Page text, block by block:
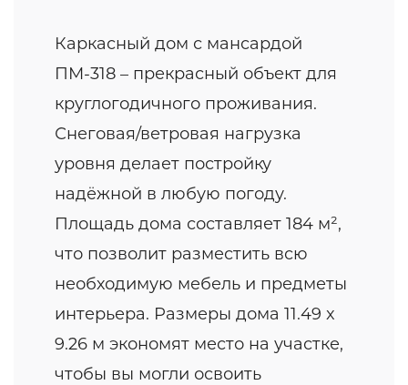
Каркасный дом с мансардой
ПМ-318 – прекрасный объект для
круглогодичного проживания.
Снеговая/ветровая нагрузка
уровня делает постройку
надёжной в любую погоду.
Площадь дома составляет 184 м²,
что позволит разместить всю
необходимую мебель и предметы
интерьера. Размеры дома 11.49 x
9.26 м экономят место на участке,
чтобы вы могли освоить